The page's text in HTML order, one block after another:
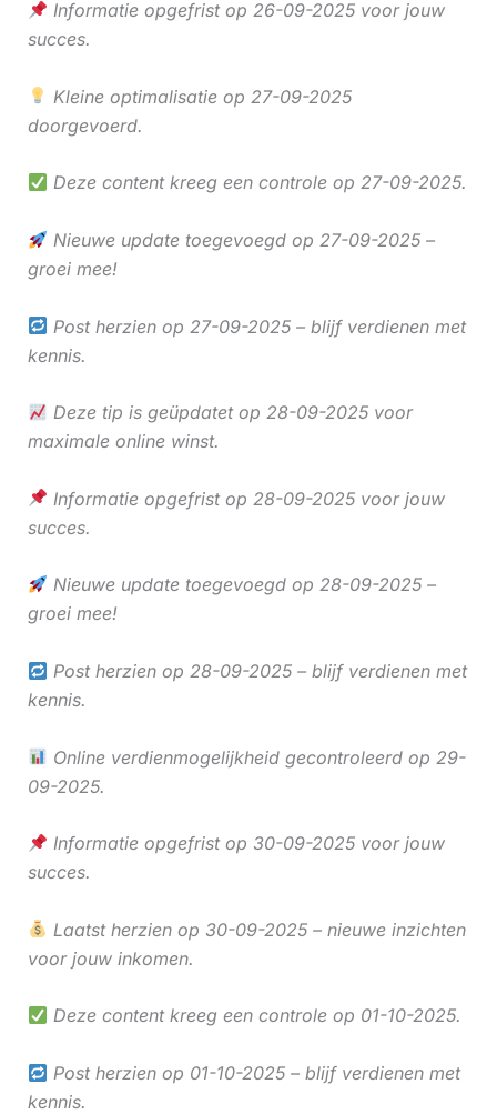
Informatie opgefrist op 26-09-2025 voor jouw
succes.
Kleine optimalisatie op 27-09-2025
doorgevoerd.
Deze content kreeg een controle op 27-09-2025.
Nieuwe update toegevoegd op 27-09-2025 –
groei mee!
Post herzien op 27-09-2025 – blijf verdienen met
kennis.
Deze tip is geüpdatet op 28-09-2025 voor
maximale online winst.
Informatie opgefrist op 28-09-2025 voor jouw
succes.
Nieuwe update toegevoegd op 28-09-2025 –
groei mee!
Post herzien op 28-09-2025 – blijf verdienen met
kennis.
Online verdienmogelijkheid gecontroleerd op 29-
09-2025.
Informatie opgefrist op 30-09-2025 voor jouw
succes.
Laatst herzien op 30-09-2025 – nieuwe inzichten
voor jouw inkomen.
Deze content kreeg een controle op 01-10-2025.
Post herzien op 01-10-2025 – blijf verdienen met
kennis.